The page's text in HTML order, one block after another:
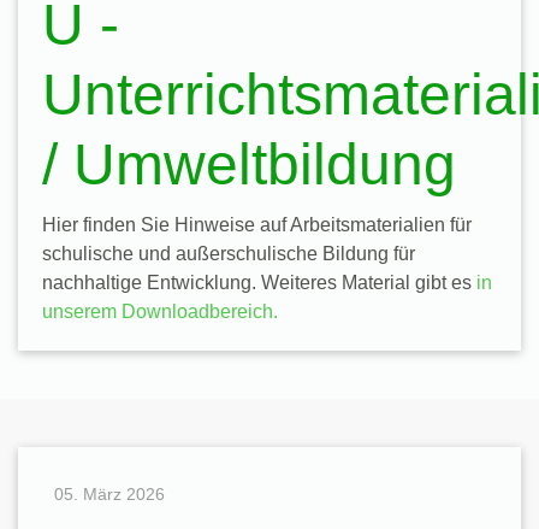
U -
/ Umweltbildung
Hier finden Sie Hinweise auf Arbeitsmaterialien für
schulische und außerschulische Bildung für
nachhaltige Entwicklung. Weiteres Material gibt es in
unserem Downloadbereich.
05. März 2026